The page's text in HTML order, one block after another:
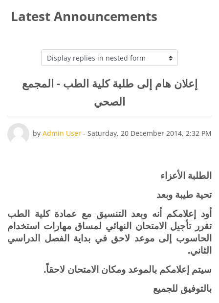
Latest Announcements
Display mode
إعلان هام إلى طلبة كلية الطب - المجمع
الصحي
الطلبة الأعزاء
تحية طيبة وبعد
أود إعلامكم أنه وبعد التنسيق مع عمادة كلية الطب
تقرر تأجيل الامتحان النهائي لمساق مهارات استخدام
الحاسوب إلى موعد لاحق في بداية الفصل الدراسي
الثاني.
سيتم إعلامكم بالموعد ومكان الامتحان لاحقاً.
بالتوفيق للجميع
by Admin User - Saturday, 20 December 2014, 2:32 PM
Number of replies: 0